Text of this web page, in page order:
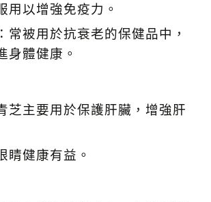
用以增強免疫力。
：常被用於抗衰老的保健品中，
身體健康。
芝主要用於保護肝臟，增強肝
睛健康有益。